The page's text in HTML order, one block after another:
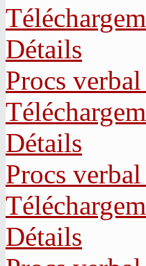
Détails
Procs
Détails
Procs
Détails